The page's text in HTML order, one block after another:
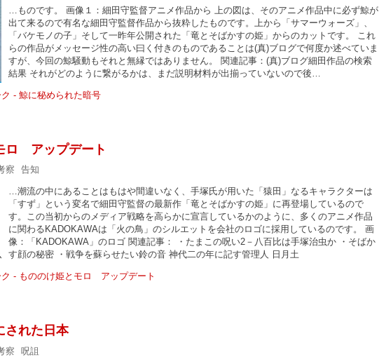
…ものです。 画像１：細田守監督アニメ作品から 上の図は、そのアニメ作品中に必ず鯨が
出て来るので有名な細田守監督作品から抜粋したものです。上から「サマーウォーズ」、
「バケモノの子」そして一昨年公開された「竜とそばかすの姫」からのカットです。 これ
らの作品がメッセージ性の高い曰く付きのものであることは(真)ブログで何度か述べていま
すが、今回の鯨騒動もそれと無縁ではありません。 関連記事：(真)ブログ細田作品の検索
結果 それがどのように繋がるかは、まだ説明材料が出揃っていないので後…
ロ アップデート
察 告知
…潮流の中にあることはもはや間違いなく、手塚氏が用いた「猿田」なるキャラクターは
「すず」という変名で細田守監督の最新作「竜とそばかすの姫」に再登場しているので
す。この当初からのメディア戦略を高らかに宣言しているかのように、多くのアニメ作品
に関わるKADOKAWAは「火の鳥」のシルエットを会社のロゴに採用しているのです。 画
像：「KADOKAWA」のロゴ 関連記事： ・たまこの呪い2－八百比は手塚治虫か ・そばか
す顔の秘密 ・戦争を蘇らせたい鈴の音 神代二の年に記す管理人 日月土
された日本
察 呪詛